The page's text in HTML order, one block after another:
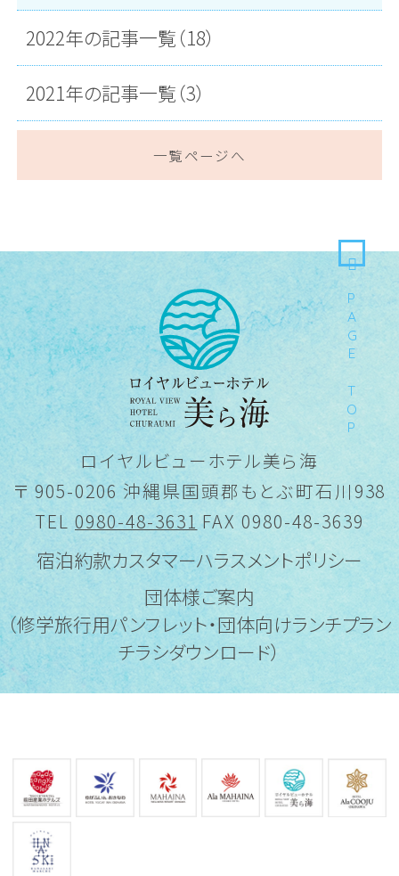
2022年の記事一覧（18）
2021年の記事一覧（3）
一覧ページへ
PAGE TOP
ロイヤルビューホテル美ら海
〒 905-0206 沖縄県国頭郡もとぶ町石川938
TEL0980-48-3631 FAX 0980-48-3639
宿泊約款カスタマーハラスメントポリシー
団体様ご案内
（修学旅行用パンフレット・団体向けランチプラン
チラシダウンロード）